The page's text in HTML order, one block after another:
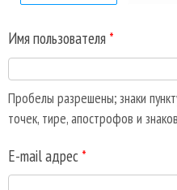
Имя пользователя *
Пробелы разрешены; знаки
точек, тире, апострофов и
E-mail адрес *